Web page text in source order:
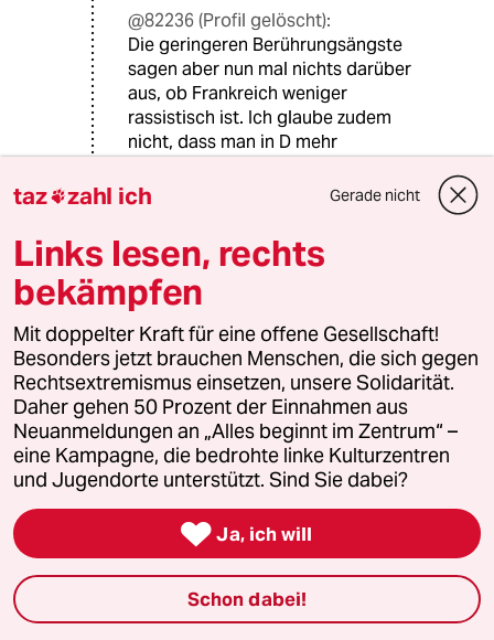
@82236 (Profil gelöscht):
Die geringeren Berührungsängste
sagen aber nun mal nichts darüber
aus, ob Frankreich weniger
rassistisch ist. Ich glaube zudem
nicht, dass man in D mehr
ältere Teil der Bevölkerung sich noch
und insofern einen demonstrativeren
Argwohn mitschleift. Bei den jungen
und gebildeten Deutschen bemerke
ich diesen aber gar nicht mehr.
reblek
24.07.2018 07:34 Uhr
Außenminister Maas hat was Kluges gesagt:
"Ich glaube auch nicht, dass der Fall eines in
England lebenden und arbeitenden
Multimillionärs Auskunft gibt über die
Integrationsfähigkeit in Deutschland."
taz zahl ich Gerade nicht
Links lesen, rechts
bekämpfen
Mit doppelter Kraft für eine offene Gesellschaft!
Besonders jetzt brauchen Menschen, die sich gegen
Rechtsextremismus einsetzen, unsere Solidarität.
Daher gehen 50 Prozent der Einnahmen aus
Neuanmeldungen an „Alles beginnt im Zentrum“ –
eine Kampagne, die bedrohte linke Kulturzentren
und Jugendorte unterstützt. Sind Sie dabei?
 Ja, ich will
Schon dabei!